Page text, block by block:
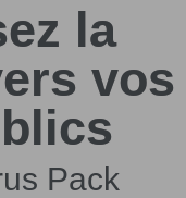
la
vos
Pack